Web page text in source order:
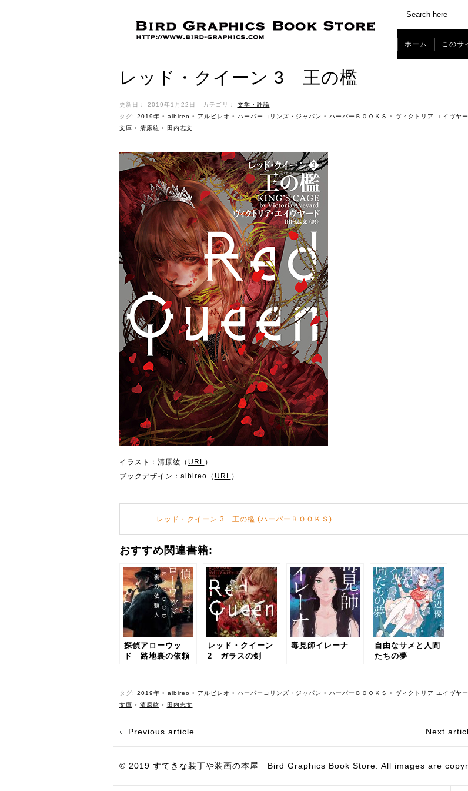
ホーム このサ
レッド・クイーン 3 王の檻
更新日： 2019年1月22日 ˑ カテゴリ： 文学・評論 ˑ
タグ: 2019年 • albireo • アルビレオ • ハーパーコリンズ・ジャパン • ハーパーＢＯＯＫＳ • ヴィクトリア エイヴヤ
文庫 • 清原紘 • 田内志文
イラスト：清原紘（ URL ）
ブックデザイン：albireo（ URL ）
レッド・クイーン 3 王の檻 (ハーパーＢＯＯＫＳ)
おすすめ関連書籍:
探偵アローウッ
ド 路地裏の依頼
レッド・クイーン
2 ガラスの剣
毒見師イレーナ
自由なサメと人間
たちの夢
タグ: 2019年 • albireo • アルビレオ • ハーパーコリンズ・ジャパン • ハーパーＢＯＯＫＳ • ヴィクトリア エイヴヤ
文庫 • 清原紘 • 田内志文
Previous article Next
© 2019 すてきな装丁や装画の本屋 Bird Graphics Book Store. All images are